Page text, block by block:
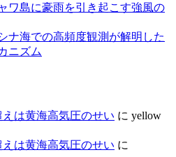
ワ島に豪雨を引き起こす強風の
ナ海での高頻度観測が解明した
ニズム
は黄海高気圧のせい に yellow
は黄海高気圧のせい に